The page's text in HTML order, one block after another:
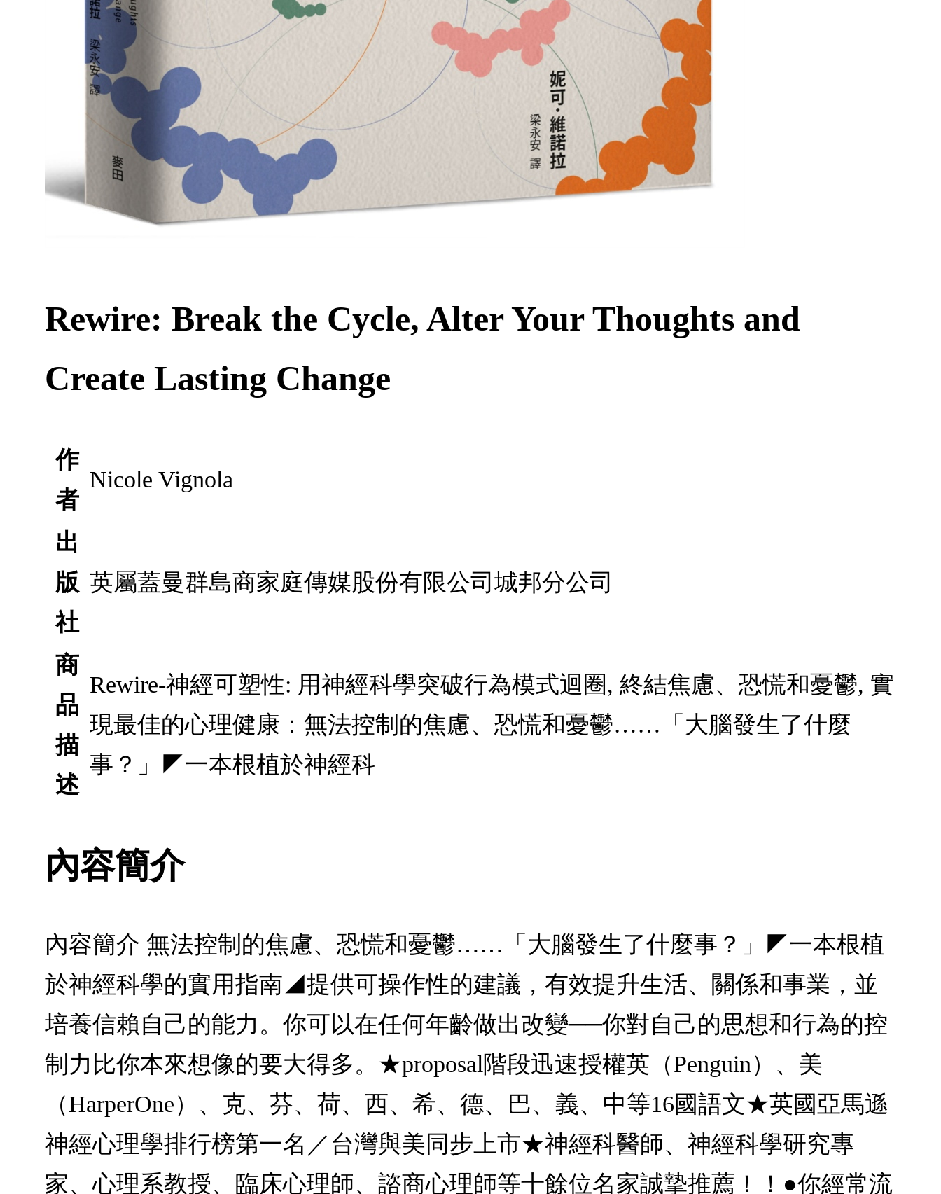
Rewire: Break the Cycle, Alter Your Thoughts and
Create Lasting Change
作
者
Nicole Vignola
出
版
社
英屬蓋曼群島商家庭傳媒股份有限公司城邦分公司
商
品
描
述
Rewire-神經可塑性: 用神經科學突破行為模式迴圈, 終結焦慮、恐慌和憂鬱, 實
現最佳的心理健康：無法控制的焦慮、恐慌和憂鬱……「大腦發生了什麼
事？」◤一本根植於神經科
內容簡介
內容簡介 無法控制的焦慮、恐慌和憂鬱……「大腦發生了什麼事？」◤一本根植
於神經科學的實用指南◢提供可操作性的建議，有效提升生活、關係和事業，並
培養信賴自己的能力。你可以在任何年齡做出改變──你對自己的思想和行為的控
制力比你本來想像的要大得多。★proposal階段迅速授權英（Penguin）、美
（HarperOne）、克、芬、荷、西、希、德、巴、義、中等16國語文★英國亞馬遜
神經心理學排行榜第一名／台灣與美同步上市★神經科醫師、神經科學研究專
家、心理系教授、臨床心理師、諮商心理師等十餘位名家誠摯推薦！！●你經常流